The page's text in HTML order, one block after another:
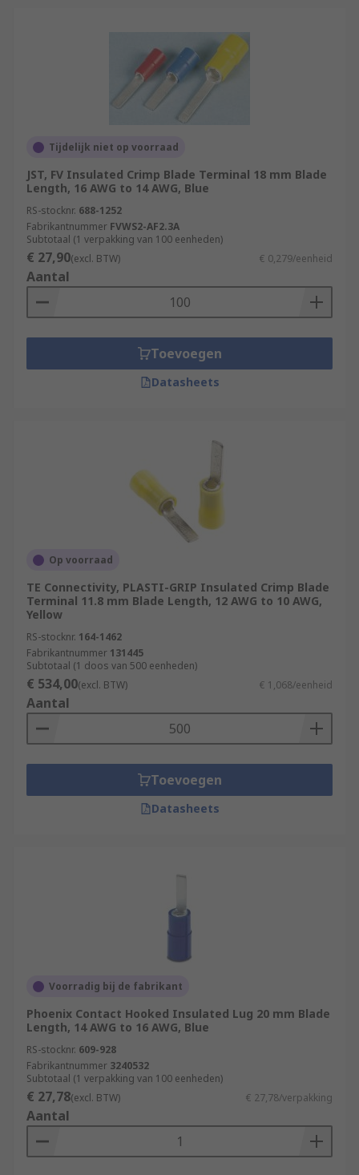
Tijdelijk niet op voorraad
JST, FV Insulated Crimp Blade Terminal 18 mm Blade
Length, 16 AWG to 14 AWG, Blue
RS-stocknr. 688-1252
Fabrikantnummer FVWS2-AF2.3A
Subtotaal (1 verpakking van 100 eenheden)
€ 27,90(excl. BTW) € 0,279/eenheid
Aantal
Toevoegen
Datasheets
Op voorraad
TE Connectivity, PLASTI-GRIP Insulated Crimp Blade
Terminal 11.8 mm Blade Length, 12 AWG to 10 AWG,
Yellow
RS-stocknr. 164-1462
Fabrikantnummer 131445
Subtotaal (1 doos van 500 eenheden)
€ 534,00(excl. BTW) € 1,068/eenheid
Aantal
Toevoegen
Datasheets
Voorradig bij de fabrikant
Phoenix Contact Hooked Insulated Lug 20 mm Blade
Length, 14 AWG to 16 AWG, Blue
RS-stocknr. 609-928
Fabrikantnummer 3240532
Subtotaal (1 verpakking van 100 eenheden)
€ 27,78(excl. BTW) € 27,78/verpakking
Aantal